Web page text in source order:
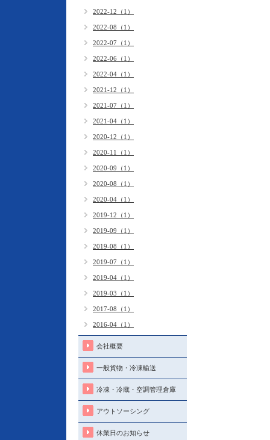
2022-12（1）
2022-08（1）
2022-07（1）
2022-06（1）
2022-04（1）
2021-12（1）
2021-07（1）
2021-04（1）
2020-12（1）
2020-11（1）
2020-09（1）
2020-08（1）
2020-04（1）
2019-12（1）
2019-09（1）
2019-08（1）
2019-07（1）
2019-04（1）
2019-03（1）
2017-08（1）
2016-04（1）
会社概要
一般貨物・冷凍輸送
冷凍・冷蔵・空調管理倉庫
アウトソーシング
休業日のお知らせ